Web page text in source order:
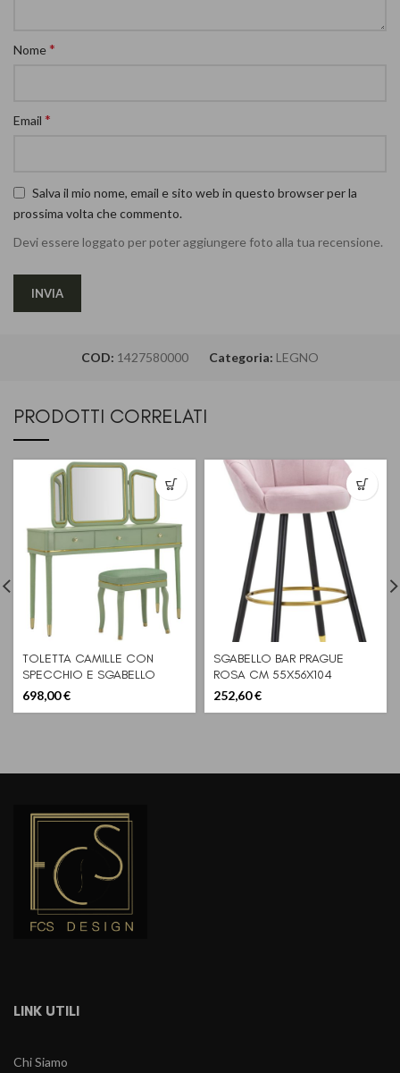
Nome*
Email *
Salva il mio nome, email e sito web in questo browser per la
prossima volta che commento.
Devi essere loggato per poter aggiungere foto alla tua recensione.
COD: 1427580000 Categoria: LEGNO
PRODOTTI CORRELATI
TOLETTA CAMILLE CON
SPECCHIO E SGABELLO
VERDE CM 120X37X79-
104X2,5X56-44X34X48
698,00€
SGABELLO BAR PRAGUE
ROSA CM 55X56X104
(ALTEZZA SEDUTA 80CM)
252,60€
LINK UTILI
Chi Siamo